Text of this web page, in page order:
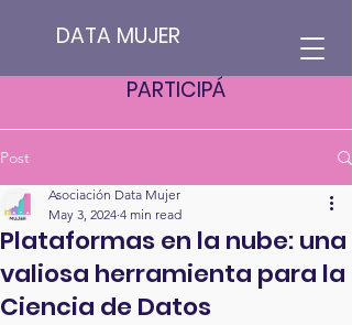
DATA MUJER
PARTICIPÁ
Post
Plataformas en la nube: una
valiosa herramienta para la
Ciencia de Datos
Asociación Data Mujer
May 3, 2024 4 min read